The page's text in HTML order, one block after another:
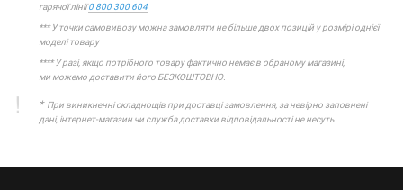
гарячої лінії0 800 300 604
*** У точки самовивозу можна замовляти не більше двох позицій у розмірі однієї
моделі товару
**** У разі, якщо потрібного товару фактично немає в обраному магазині,
ми можемо доставити його БЕЗКОШТОВНО.
*При виникненні складнощів при доставці замовлення, за невірно заповнені
дані, інтернет-магазин чи служба доставки відповідальності не несуть